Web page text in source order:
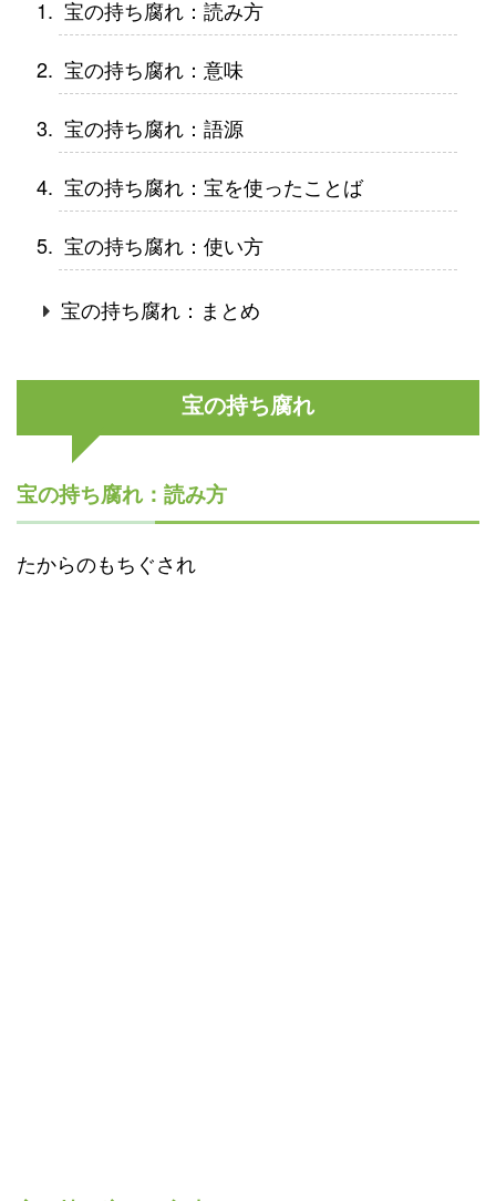
宝の持ち腐れ：読み方
宝の持ち腐れ：意味
宝の持ち腐れ：語源
宝の持ち腐れ：宝を使ったことば
宝の持ち腐れ：使い方
宝の持ち腐れ：まとめ
宝の持ち腐れ
宝の持ち腐れ：読み方
たからのもちぐされ